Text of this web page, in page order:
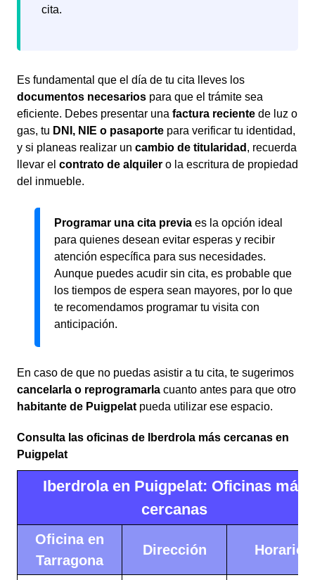
cita.
Es fundamental que el día de tu cita lleves los
documentos necesarios para que el trámite sea
eficiente. Debes presentar una factura reciente de luz o
gas, tu DNI, NIE o pasaporte para verificar tu identidad,
y si planeas realizar un cambio de titularidad , recuerda
llevar el contrato de alquiler o la escritura de propiedad
del inmueble.
Programar una cita previa es la opción ideal
para quienes desean evitar esperas y recibir
atención específica para sus necesidades.
Aunque puedes acudir sin cita, es probable que
los tiempos de espera sean mayores, por lo que
te recomendamos programar tu visita con
anticipación.
En caso de que no puedas asistir a tu cita, te sugerimos
cancelarla o reprogramarla cuanto antes para que otro
habitante de Puigpelat pueda utilizar ese espacio.
Consulta las oficinas de Iberdrola más cercanas en
Puigpelat
Iberdrola en Puigpelat: Oficinas más
cercanas
Oficina en
Tarragona
Dirección Horario